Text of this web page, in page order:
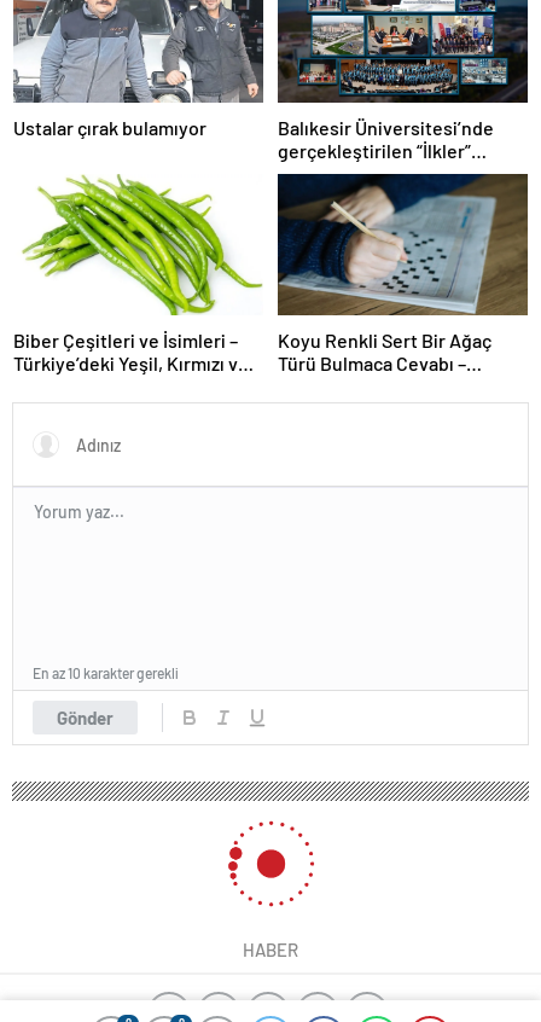
Ustalar çırak bulamıyor
Balıkesir Üniversitesi’nde
gerçekleştirilen “İlkler”
üniversitenin geleceğini
şekillendiriyor
Biber Çeşitleri ve İsimleri –
Türkiye’deki Yeşil, Kırmızı ve
Koyu Renkli Sert Bir Ağaç
Türü Bulmaca Cevabı –
Bir Ağaç Türü
Gönder
En az 10 karakter gerekli
HABER